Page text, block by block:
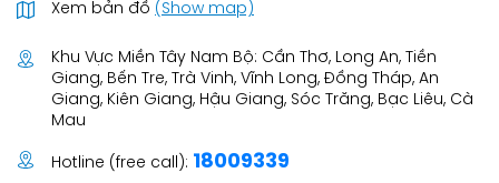
Xem bản đồ (Show map)
Khu Vực Miền Tây Nam Bộ: Cần Thơ, Long An, Tiền
Giang, Bến Tre, Trà Vinh, Vĩnh Long, Đồng Tháp, An
Giang, Kiên Giang, Hậu Giang, Sóc Trăng, Bạc Liêu, Cà
Mau
Hotline (free call): 18009339